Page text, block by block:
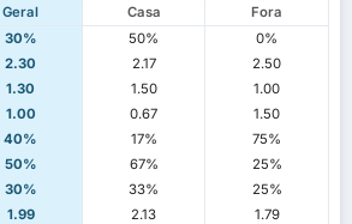
Geral Casa
Fora
30% 50%
0%
2.30 2.17
2.50
1.30 1.50
1.00
1.00 0.67
1.50
40% 17%
75%
50% 67%
25%
30% 33%
25%
1.99 2.13
1.79